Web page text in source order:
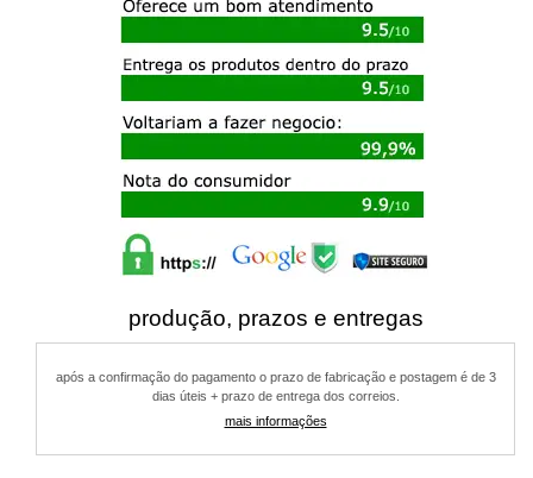
produção, prazos e entregas
após a confirmação do pagamento o prazo de fabricação e postagem é de 3
dias úteis + prazo de entrega dos correios.
mais informações